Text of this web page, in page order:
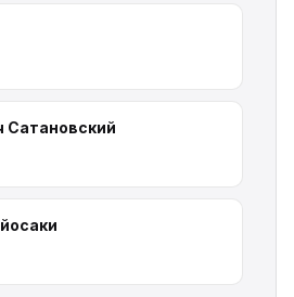
Сатановский